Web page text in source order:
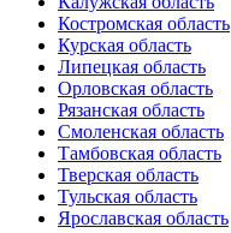
Костромская область
Курская область
Липецкая область
Орловская область
Рязанская область
Смоленская область
Тамбовская область
Тверская область
Тульская область
Ярославская область